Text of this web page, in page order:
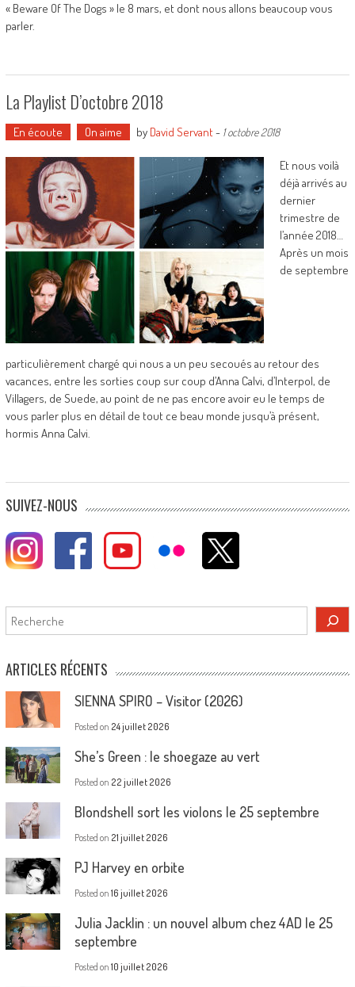
« Beware Of The Dogs » le 8 mars, et dont nous allons beaucoup vous
parler.
La Playlist D’octobre 2018
En écoute On aime by David Servant- 1 octobre 2018
Et nous voilà
déjà arrivés au
dernier
trimestre de
l’année 2018…
Après un mois
de septembre
particulièrement chargé qui nous a un peu secoués au retour des
vacances, entre les sorties coup sur coup d’Anna Calvi, d’Interpol, de
Villagers, de Suede, au point de ne pas encore avoir eu le temps de
vous parler plus en détail de tout ce beau monde jusqu’à présent,
hormis Anna Calvi.
SUIVEZ-NOUS
Rechercher
ARTICLES RÉCENTS
SIENNA SPIRO – Visitor (2026)
Posted on 24 juillet 2026
She’s Green : le shoegaze au vert
Posted on 22 juillet 2026
Blondshell sort les violons le 25 septembre
Posted on 21 juillet 2026
PJ Harvey en orbite
Posted on 16 juillet 2026
Julia Jacklin : un nouvel album chez 4AD le 25
septembre
Posted on 10 juillet 2026